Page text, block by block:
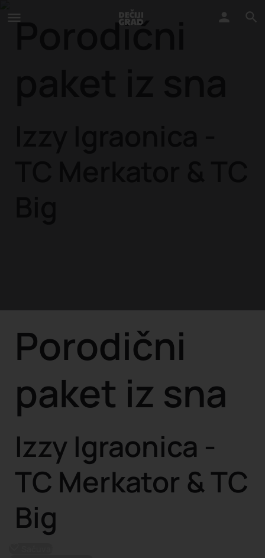
Porodični
Porodični
paket iz sna
Izzy Igraonica -
TC Merkator & TC
Big